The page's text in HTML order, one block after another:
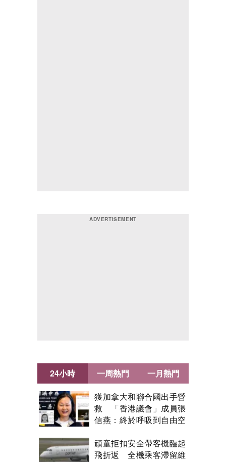
24小時
獲加拿大和聯合國出手營
救 「香港議會」成員張
信燕：終於呼吸到自由空
頑童拒扣安全帶客機臨起
飛折返 全機乘客滯留維
一周熱門 一月熱門